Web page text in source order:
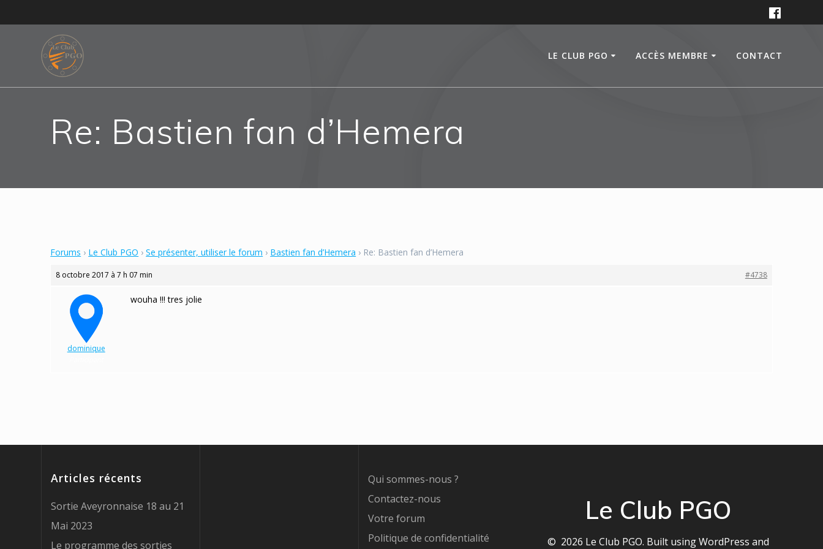
to
LE CLUB PGO ACCÈS MEMBRE CONTACT
Re: Bastien fan d’Hemera
Forums › Le Club PGO › Se présenter, utiliser le forum › Bastien fan d’Hemera › Re: Bastien fan d’Hemera
8 octobre 2017 à 7 h 07 min #4738
dominique
wouha !!! tres jolie
Articles récents
Sortie Aveyronnaise 18 au 21
Mai 2023
Le programme des sorties
Qui sommes-nous ?
Contactez-nous
Votre forum
Politique de confidentialité
Le Club PGO
© 2026 Le Club PGO. Built using WordPress and